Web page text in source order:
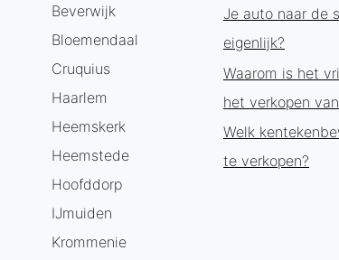
Beverwijk
Bloemendaal
Cruquius
Haarlem
Heemskerk
Heemstede
Hoofddorp
IJmuiden
Krommenie
Je auto naar de
eigenlijk?
Waarom is het
het verkopen
Welk
te verkopen?